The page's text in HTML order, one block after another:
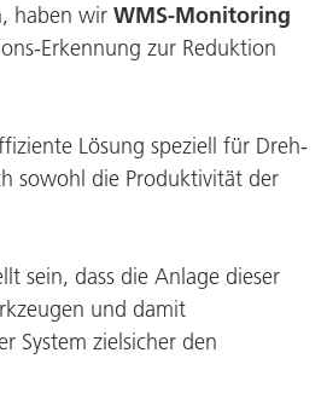
haben wir WMS-Monitoring
Erkennung zur Reduktion
Lösung speziell für Dreh-
sowohl die Produktivität der
sein, dass die Anlage dieser
und damit
System zielsicher den